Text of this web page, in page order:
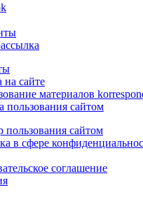
на сайте
материалов
пользования сайтом
пользования сайтом
в сфере
соглашение